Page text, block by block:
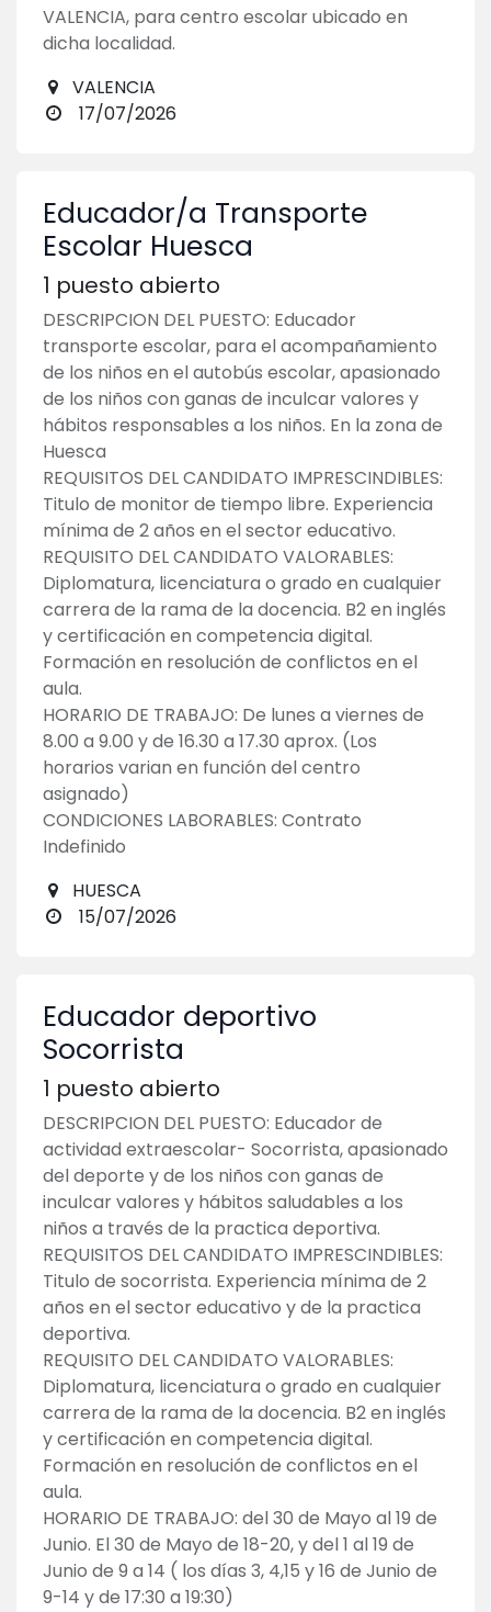
VALENCIA, para centro escolar ubicado en
dicha localidad.
VALENCIA
17/07/2026
Educador/a Transporte
Escolar Huesca
1 puesto abierto
DESCRIPCION DEL PUESTO: Educador
transporte escolar, para el acompañamiento
de los niños en el autobús escolar, apasionado
de los niños con ganas de inculcar valores y
hábitos responsables a los niños. En la zona de
Huesca
REQUISITOS DEL CANDIDATO IMPRESCINDIBLES:
Titulo de monitor de tiempo libre. Experiencia
mínima de 2 años en el sector educativo.
REQUISITO DEL CANDIDATO VALORABLES:
Diplomatura, licenciatura o grado en cualquier
carrera de la rama de la docencia. B2 en inglés
y certificación en competencia digital.
Formación en resolución de conflictos en el
aula.
HORARIO DE TRABAJO: De lunes a viernes de
8.00 a 9.00 y de 16.30 a 17.30 aprox. (Los
horarios varian en función del centro
asignado)
CONDICIONES LABORABLES: Contrato
Indefinido
HUESCA
15/07/2026
Educador deportivo
Socorrista
1 puesto abierto
DESCRIPCION DEL PUESTO: Educador de
actividad extraescolar- Socorrista, apasionado
del deporte y de los niños con ganas de
inculcar valores y hábitos saludables a los
niños a través de la practica deportiva.
REQUISITOS DEL CANDIDATO IMPRESCINDIBLES:
Titulo de socorrista. Experiencia mínima de 2
años en el sector educativo y de la practica
deportiva.
REQUISITO DEL CANDIDATO VALORABLES:
Diplomatura, licenciatura o grado en cualquier
carrera de la rama de la docencia. B2 en inglés
y certificación en competencia digital.
Formación en resolución de conflictos en el
aula.
HORARIO DE TRABAJO: del 30 de Mayo al 19 de
Junio. El 30 de Mayo de 18-20, y del 1 al 19 de
Junio de 9 a 14 ( los días 3, 4,15 y 16 de Junio de
9-14 y de 17:30 a 19:30)